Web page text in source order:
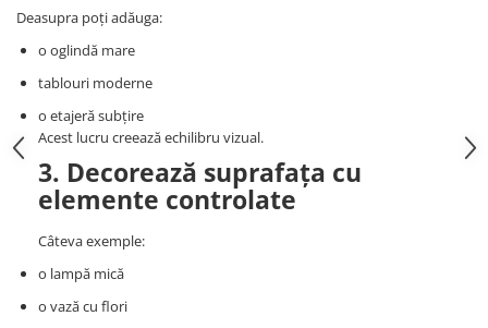
Deasupra poți adăuga:
o oglindă mare
tablouri moderne
o etajeră subțire
Acest lucru creează echilibru vizual.
3. Decorează suprafața cu
elemente controlate
Câteva exemple:
o lampă mică
o vază cu flori